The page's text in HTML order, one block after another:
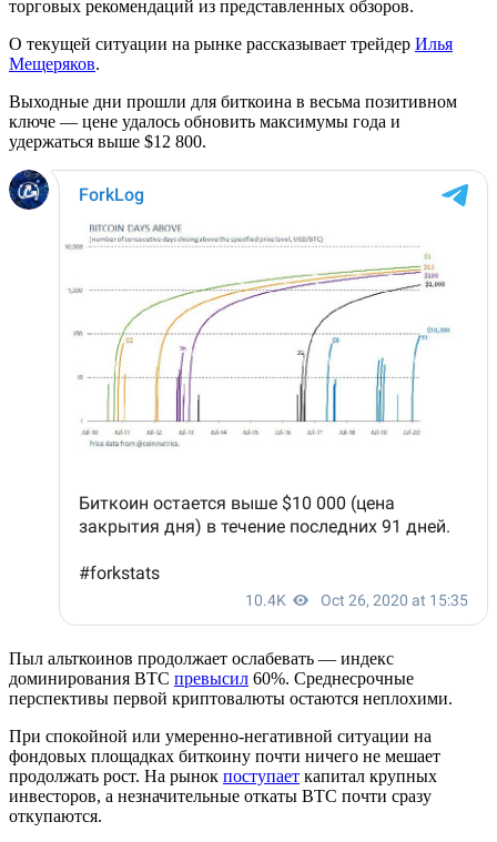
торговых рекомендаций из представленных обзоров.
О текущей ситуации на рынке рассказывает трейдер Илья
Мещеряков.
Выходные дни прошли для биткоина в весьма позитивном
ключе — цене удалось обновить максимумы года и
удержаться выше $12 800.
Пыл альткоинов продолжает ослабевать — индекс
доминирования BTC превысил 60%. Среднесрочные
перспективы первой криптовалюты остаются неплохими.
При спокойной или умеренно-негативной ситуации на
фондовых площадках биткоину почти ничего не мешает
продолжать рост. На рынок поступает капитал крупных
инвесторов, а незначительные откаты BTC почти сразу
откупаются.